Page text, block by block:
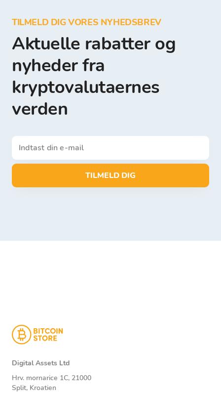
TILMELD DIG VORES NYHEDSBREV
Aktuelle rabatter og
nyheder fra
kryptovalutaernes
verden
TILMELD DIG
Digital Assets Ltd
Hrv. mornarice 1C, 21000
Split, Kroatien